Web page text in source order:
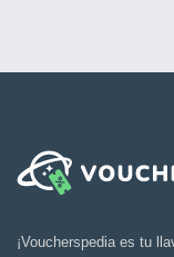
¡Voucherspedia es tu